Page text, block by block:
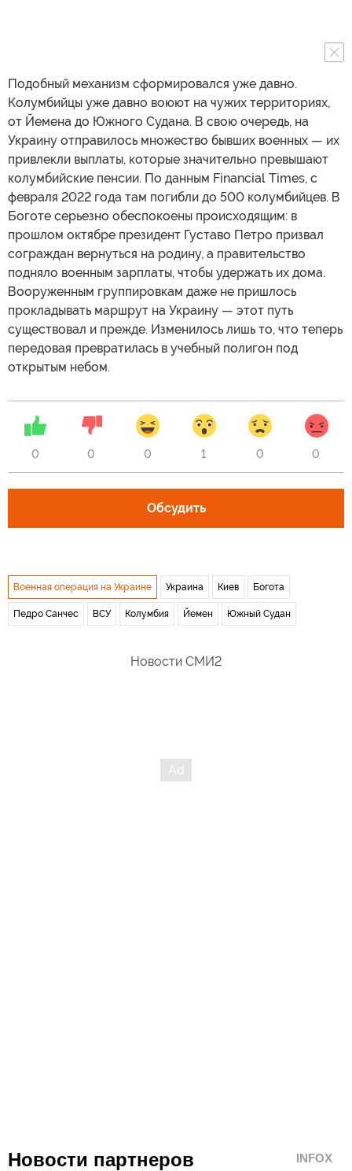
Подобный механизм сформировался уже давно.
Колумбийцы уже давно воюют на чужих территориях,
от Йемена до Южного Судана. В свою очередь, на
Украину отправилось множество бывших военных — их
привлекли выплаты, которые значительно превышают
колумбийские пенсии. По данным Financial Times, с
февраля 2022 года там погибли до 500 колумбийцев. В
Боготе серьезно обеспокоены происходящим: в
прошлом октябре президент Густаво Петро призвал
сограждан вернуться на родину, а правительство
подняло военным зарплаты, чтобы удержать их дома.
Вооруженным группировкам даже не пришлось
прокладывать маршрут на Украину — этот путь
существовал и прежде. Изменилось лишь то, что теперь
передовая превратилась в учебный полигон под
открытым небом.
0 0 0 1 0 0
Обсудить
Военная операция на Украине Украина Киев Богота
Педро Санчес ВСУ Колумбия Йемен Южный Судан
Новости СМИ2
Новости партнеров INFOX